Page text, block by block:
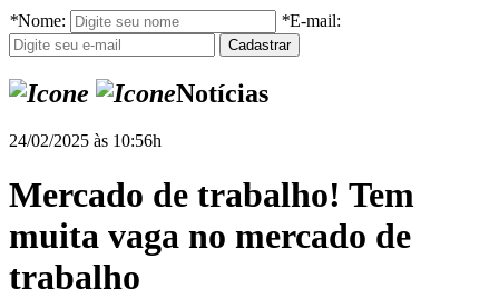
*Nome: *E-mail:
Notícias
24/02/2025 às 10:56h
Mercado de trabalho! Tem
muita vaga no mercado de
trabalho